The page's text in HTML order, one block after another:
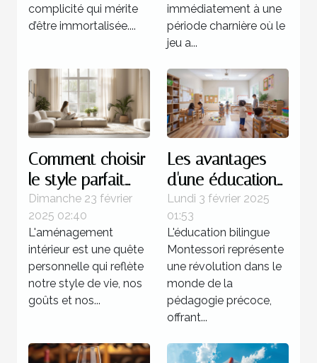
complicité qui mérite
d’être immortalisée....
immédiatement à une
période charnière où le
jeu a...
Comment choisir
le style parfait
pour votre
aménagement
intérieur
Dimanche 23 février
2025 02:40
L'aménagement
intérieur est une quête
personnelle qui reflète
notre style de vie, nos
goûts et nos...
Les avantages
d'une éducation
bilingue
Montessori dès la
petite enfance
Lundi 3 février 2025
01:53
L'éducation bilingue
Montessori représente
une révolution dans le
monde de la
pédagogie précoce,
offrant...